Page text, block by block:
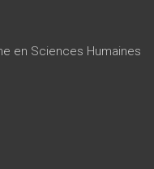
en Sciences Humaines